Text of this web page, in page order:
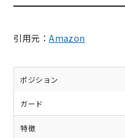
引用元：Amazon
ポジション
ガード
特徴